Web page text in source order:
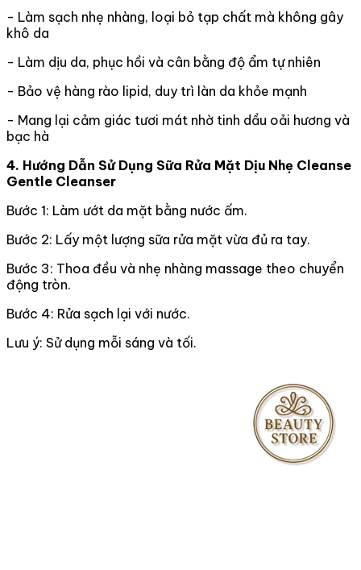
- Làm sạch nhẹ nhàng, loại bỏ tạp chất mà không gây
khô da
- Làm dịu da, phục hồi và cân bằng độ ẩm tự nhiên
- Bảo vệ hàng rào lipid, duy trì làn da khỏe mạnh
- Mang lại cảm giác tươi mát nhờ tinh dầu oải hương và
bạc hà
4. Hướng Dẫn Sử Dụng Sữa Rửa Mặt Dịu Nhẹ Cleanse
Gentle Cleanser
Bước 1: Làm ướt da mặt bằng nước ấm.
Bước 2: Lấy một lượng sữa rửa mặt vừa đủ ra tay.
Bước 3: Thoa đều và nhẹ nhàng massage theo chuyển
động tròn.
Bước 4: Rửa sạch lại với nước.
Lưu ý: Sử dụng mỗi sáng và tối.